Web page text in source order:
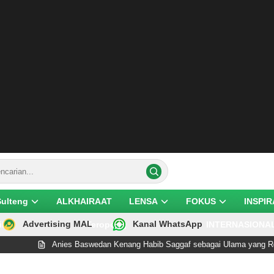
ALKHAIRAAT LENSA FOKUS
Teropong
Advertising MAL Kanal WhatsApp
Anies Baswedan Kenang Habib Saggaf sebagai Ulama yang Rendah Hati